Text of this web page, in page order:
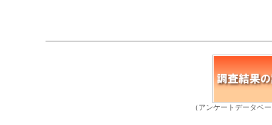
（アンケートデータベ